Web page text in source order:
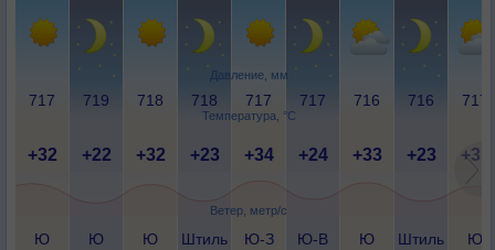
Давление, мм
Температура, °C
Ветер, метр/с
717 719 718 718 717 717 716 716 717
+32 +22 +32 +23 +34 +24 +33 +23 +31
Ю
Ю
Ю
Штиль
Ю-З
Ю-В
Ю
Штиль
Ю